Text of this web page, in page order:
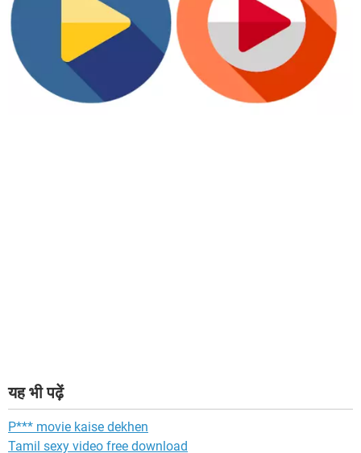
यह भी पढ़ें
P*** movie kaise dekhen
Tamil sexy video free download